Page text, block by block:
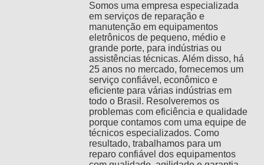
Somos uma empresa especializada
em serviços de reparação e
manutenção em equipamentos
eletrônicos de pequeno, médio e
grande porte, para indústrias ou
assistências técnicas. Além disso, há
25 anos no mercado, fornecemos um
serviço confiável, econômico e
eficiente para várias indústrias em
todo o Brasil. Resolveremos os
problemas com eficiência e qualidade
porque contamos com uma equipe de
técnicos especializados. Como
resultado, trabalhamos para um
reparo confiável dos equipamentos